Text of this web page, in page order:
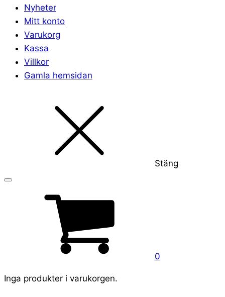
Nyheter
Mitt konto
Varukorg
Kassa
Villkor
Gamla hemsidan
Stäng
0
Inga produkter i varukorgen.